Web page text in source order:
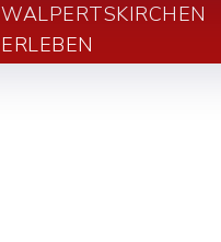
WALPERTSKIRCHEN
ERLEBEN